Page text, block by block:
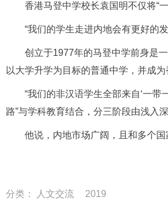
香港马登中学校长袁国明不仅将“
“我们的学生走进内地会有更好的
创立于1977年的马登中学前身是
以大学升学为目标的普通中学，并成
“我们的非汉语学生全部来自‘一带
路”与学科教育结合，分三阶段由浅入
他说，内地市场广阔，且和多个
分类： 人文交流 2019